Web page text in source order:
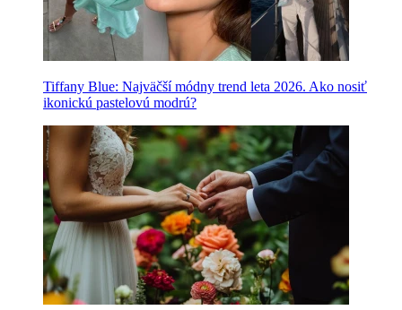
Tiffany Blue: Najväčší módny trend leta 2026. Ako nosiť
ikonickú pastelovú modrú?